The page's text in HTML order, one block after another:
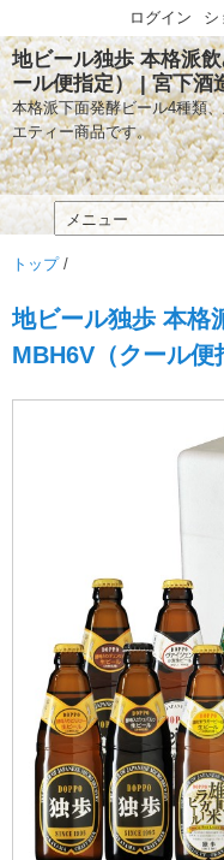
地ビール独歩 本格派
ール便指定） | 宮下酒
本格派下面発酵ビール4種類
エティー商品です。
トップ/
地ビール独歩 本格
MBH6V（クール便
シ
ログイン